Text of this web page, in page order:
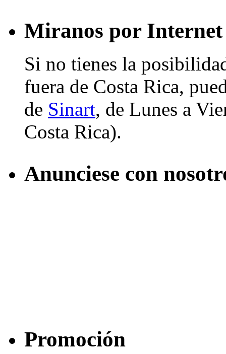
Miranos por Internet
Si no tienes la
fuera de Costa Rica,
de Sinart, de Lunes a
Costa Rica).
Anunciese con
Promoción